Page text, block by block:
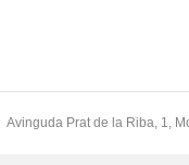
Avinguda Prat de la Riba, 1,